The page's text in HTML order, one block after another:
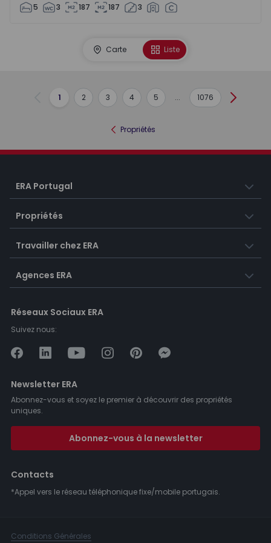
5 3 187 187 3
Carte Liste
Précédent
1 2 3 4 5 ... 1076 Suivant
Propriétés
ERA Portugal
Propriétés
Travailler chez ERA
Agences ERA
Réseaux Sociaux ERA
Suivez nous:
Newsletter ERA
Abonnez-vous et soyez le premier à découvrir des propriétés
uniques.
Abonnez-vous à la newsletter
Contacts
*Appel vers le réseau téléphonique fixe/mobile portugais.
Conditions Générales